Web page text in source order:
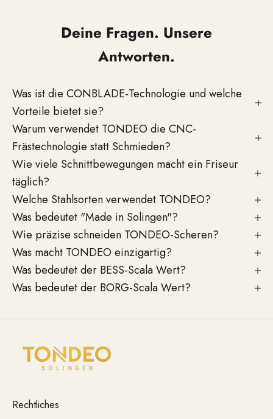
Deine Fragen. Unsere
Antworten.
Was ist die CONBLADE-Technologie und welche
Vorteile bietet sie?
Warum verwendet TONDEO die CNC-
Frästechnologie statt Schmieden?
Wie viele Schnittbewegungen macht ein Friseur
täglich?
Welche Stahlsorten verwendet TONDEO?
Was bedeutet "Made in Solingen"?
Wie präzise schneiden TONDEO-Scheren?
Was macht TONDEO einzigartig?
Was bedeutet der BESS-Scala Wert?
Was bedeutet der BORG-Scala Wert?
Rechtliches